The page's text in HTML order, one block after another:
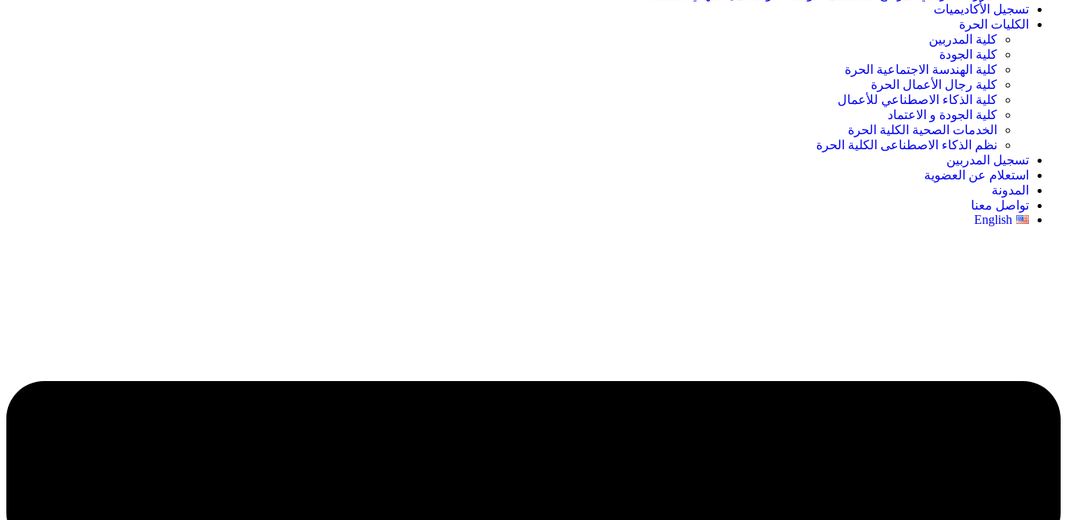
تسجيل الأكاديميات
الكليات الحرة
كلية المدربين
كلية الجودة
كلية الهندسة الاجتماعية الحرة
كلية رجال الأعمال الحرة
كلية الذكاء الاصطناعي للأعمال
كلية الجودة و الاعتماد
الخدمات الصحية الكلية الحرة
نظم الذكاء الاصطناعى الكلية الحرة
تسجيل المدربين
استعلام عن العضوية
المدونة
تواصل معنا
English